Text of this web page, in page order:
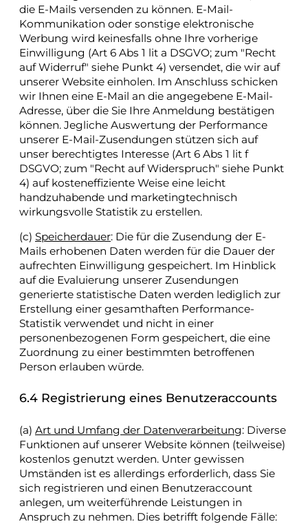
die E-Mails versenden zu können. E-Mail-
Kommunikation oder sonstige elektronische
Werbung wird keinesfalls ohne Ihre vorherige
Einwilligung (Art 6 Abs 1 lit a DSGVO; zum "Recht
auf Widerruf" siehe Punkt 4) versendet, die wir auf
unserer Website einholen. Im Anschluss schicken
wir Ihnen eine E-Mail an die angegebene E-Mail-
Adresse, über die Sie Ihre Anmeldung bestätigen
können. Jegliche Auswertung der Performance
unserer E-Mail-Zusendungen stützen sich auf
unser berechtigtes Interesse (Art 6 Abs 1 lit f
DSGVO; zum "Recht auf Widerspruch" siehe Punkt
4) auf kosteneffiziente Weise eine leicht
handzuhabende und marketingtechnisch
wirkungsvolle Statistik zu erstellen.
(c) Speicherdauer: Die für die Zusendung der E-
Mails erhobenen Daten werden für die Dauer der
aufrechten Einwilligung gespeichert. Im Hinblick
auf die Evaluierung unserer Zusendungen
generierte statistische Daten werden lediglich zur
Erstellung einer gesamthaften Performance-
Statistik verwendet und nicht in einer
personenbezogenen Form gespeichert, die eine
Zuordnung zu einer bestimmten betroffenen
Person erlauben würde.
6.4 Registrierung eines Benutzeraccounts
(a) Art und Umfang der Datenverarbeitung: Diverse
Funktionen auf unserer Website können (teilweise)
kostenlos genutzt werden. Unter gewissen
Umständen ist es allerdings erforderlich, dass Sie
sich registrieren und einen Benutzeraccount
anlegen, um weiterführende Leistungen in
Anspruch zu nehmen. Dies betrifft folgende Fälle: